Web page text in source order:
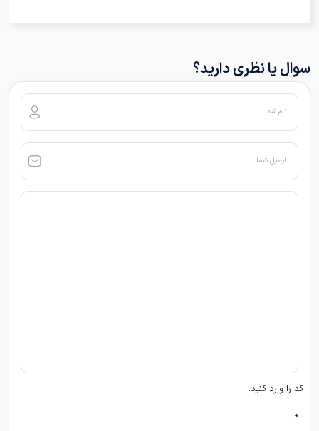
سوال یا نظری دارید؟
نام شما
ایمیل شما
کد را وارد کنید:
*